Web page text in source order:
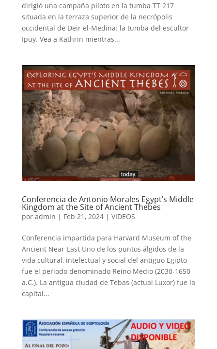
dirigió una campaña piloto en la tumba TT 217
situada en la terraza superior de la necrópolis
occidental de Deir el-Medina: la tumba del escultor
Ipuy. Vea a Kathrin mientras...
Conferencia de Antonio Morales Egypt’s Middle
Kingdom at the Site of Ancient Thebes
por admin | Feb 21, 2024| VIDEOS
Conferencia impartida para Harvard Museum of the
Ancient Near East Uno de los puntos álgidos de la
vida cultural, intelectual y social del antiguo Egipto
fue el periodo denominado Reino Medio (2030-1650
a.C.). La antigua ciudad de Tebas (actual Luxor) fue la
capital...